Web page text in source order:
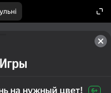
на нужный цвет! 6+